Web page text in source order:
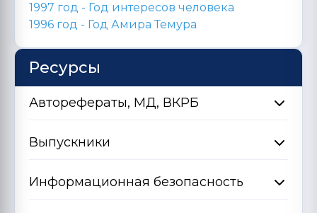
1997 год - Год интересов человека
1996 год - Год Амира Темура
Ресурсы
Авторефераты, МД, ВКРБ
Выпускники
Информационная безопасность